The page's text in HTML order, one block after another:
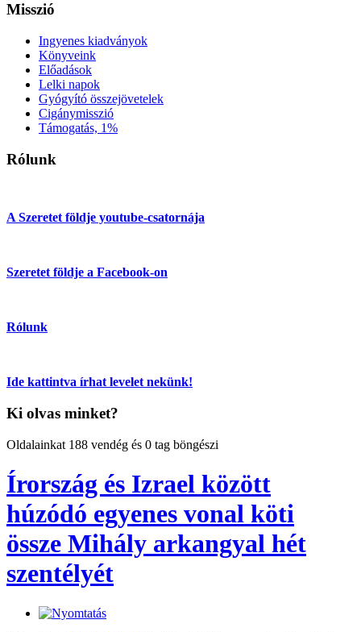
Misszió
Ingyenes kiadványok
Könyveink
Előadások
Lelki napok
Gyógyító összejövetelek
Cigánymisszió
Támogatás, 1%
Rólunk
A Szeretet földje youtube-csatornája
Szeretet földje a Facebook-on
Rólunk
Ide kattintva írhat levelet nekünk!
Ki olvas minket?
Oldalainkat 188 vendég és 0 tag böngészi
Írország és Izrael között
húzódó egyenes vonal köti
össze Mihály arkangyal hét
szentélyét